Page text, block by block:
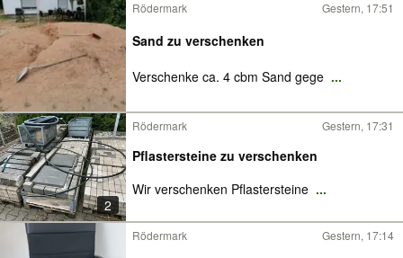
Rödermark Gestern, 17:51
Sand zu verschenken
Verschenke ca. 4 cbm Sand gege ...
2
Rödermark Gestern, 17:31
Pflastersteine zu verschenken
Wir verschenken Pflastersteine ...
Rödermark Gestern, 17:14